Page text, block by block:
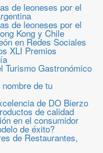
de leoneses por el
de leoneses por el
Kong y Chile
en Redes Sociales
XLI Premios
Turismo Gastronómico
de tu
de DO Bierzo
de calidad
en el consumidor
de éxito?
de Restaurantes,